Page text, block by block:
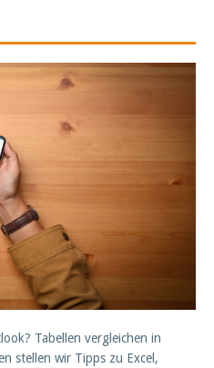
Tabellen vergleichen in
stellen wir Tipps zu Excel,